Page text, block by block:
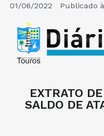
01/06/2022 Publicado
EXTRATO
SALDO DE
E-SIC
PERGUNTAS